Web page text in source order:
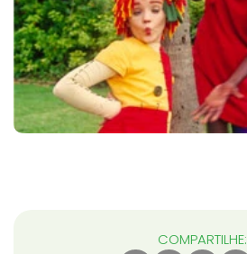
COMPARTILHE: